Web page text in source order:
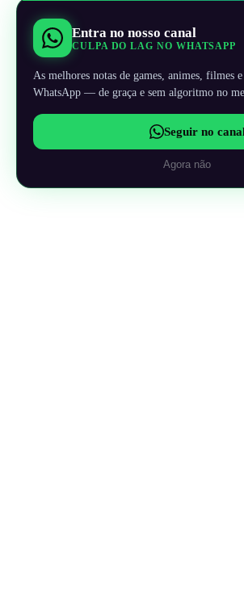
Entra no nosso canal
CULPA DO LAG NO WHATSAPP
As melhores notas de games, animes, filmes
WhatsApp — de graça e sem algoritmo no
Seguir no
Agora não